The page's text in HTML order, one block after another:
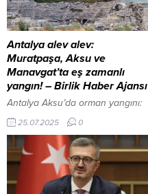
Antalya alev alev:
Muratpaşa, Aksu ve
Manavgat’ta eş zamanlı
yangın! – Birlik Haber Ajansı
Antalya Aksu’da orman yangını:
Müdahale sürüyor İçeriği
Görüntüle ANTALYA-BHA Antalya
bu sabaha orman yangınlarıyla
uyandı. Muratpaşa, Aksu ve
Manavgat ilçelerinde aynı anda
çıkan üç ayrı yangın, kısa sürede
25.07.2025 0